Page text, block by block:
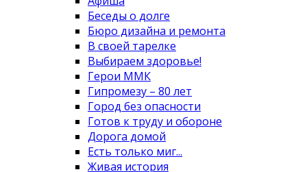
Беседы о долге
Бюро дизайна и ремонта
В своей тарелке
Выбираем здоровье!
Герои ММК
Гипромезу – 80 лет
Город без опасности
Готов к труду и обороне
Дорога домой
Есть только миг...
Живая история